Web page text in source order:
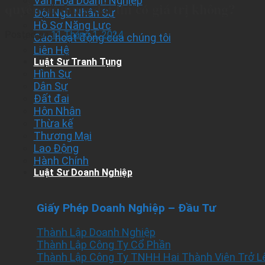
Đội Ngũ Nhân Sự
Hồ Sơ Năng Lực
Các hoạt động của chúng tôi
Liên Hệ
Luật Sư Tranh Tụng
Hình Sự
Dân Sự
Đất đai
Hôn Nhân
Thừa kế
Thương Mại
Lao Động
Hành Chính
Luật Sư Doanh Nghiệp
Giấy Phép Doanh Nghiệp – Đầu Tư
Thành Lập Doanh Nghiệp
Thành Lập Công Ty Cổ Phần
Thành Lập Công Ty TNHH Hai Thành Viên Trở
quyền sử dụng đất thì có giá trị không?
Posted on11 Tháng 1, 2024